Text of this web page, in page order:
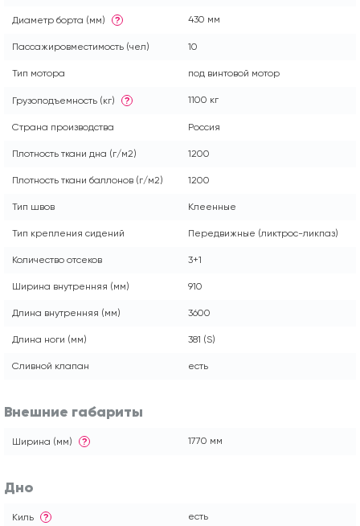
Диаметр борта (мм) ? 430 мм
Пассажировместимость (чел) 10
Тип мотора под винтовой мотор
Грузоподъемность (кг) ? 1100 кг
Страна производства Россия
Плотность ткани дна (г/м2) 1200
Плотность ткани баллонов (г/м2) 1200
Тип швов Клеенные
Тип крепления сидений Передвижные (ликтрос-ликпаз)
Количество отсеков 3+1
Ширина внутренняя (мм) 910
Длина внутренняя (мм) 3600
Длина ноги (мм) 381 (S)
Сливной клапан есть
Внешние габариты
Ширина (мм) ? 1770 мм
Дно
Киль ? есть